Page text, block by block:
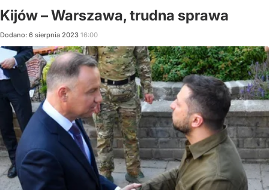
Kijów – Warszawa, trudna sprawa
Dodano: 6 sierpnia 2023 16:00